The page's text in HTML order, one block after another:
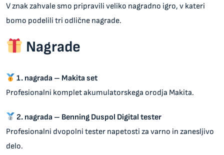
V znak zahvale smo pripravili veliko nagradno igro, v kateri
bomo podelili tri odlične nagrade.
Nagrade
1. nagrada – Makita set
Profesionalni komplet akumulatorskega orodja Makita.
2. nagrada – Benning Duspol Digital tester
Profesionalni dvopolni tester napetosti za varno in zanesljivo
delo.